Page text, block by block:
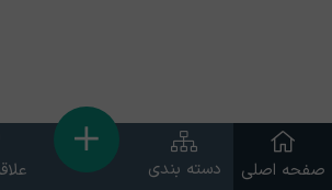
صفحه اصلی دسته بندی